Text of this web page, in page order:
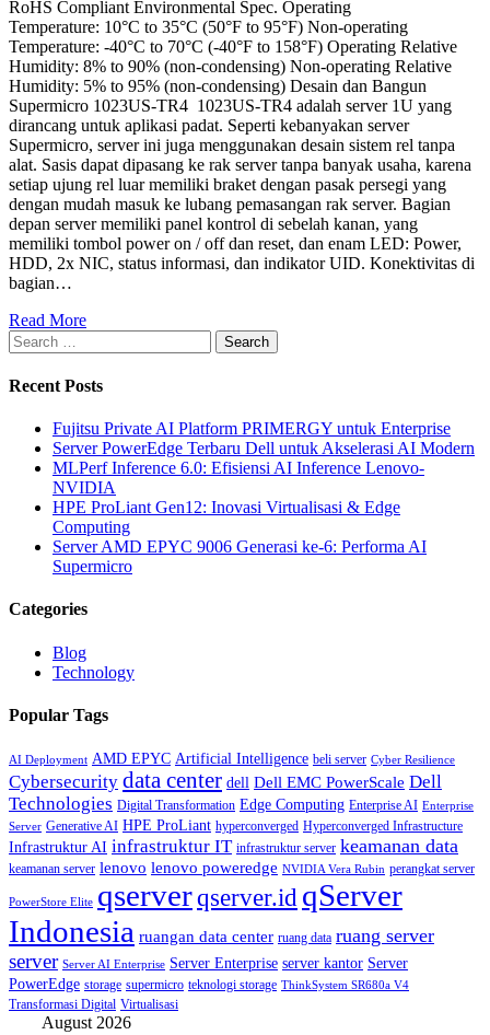
RoHS Compliant Environmental Spec. Operating
Temperature: 10°C to 35°C (50°F to 95°F) Non-operating
Temperature: -40°C to 70°C (-40°F to 158°F) Operating Relative
Humidity: 8% to 90% (non-condensing) Non-operating Relative
Humidity: 5% to 95% (non-condensing) Desain dan Bangun
Supermicro 1023US-TR4 1023US-TR4 adalah server 1U yang
dirancang untuk aplikasi padat. Seperti kebanyakan server
Supermicro, server ini juga menggunakan desain sistem rel tanpa
alat. Sasis dapat dipasang ke rak server tanpa banyak usaha, karena
setiap ujung rel luar memiliki braket dengan pasak persegi yang
dengan mudah masuk ke lubang pemasangan rak server. Bagian
depan server memiliki panel kontrol di sebelah kanan, yang
memiliki tombol power on / off dan reset, dan enam LED: Power,
HDD, 2x NIC, status informasi, dan indikator UID. Konektivitas di
bagian…
Read More
Recent Posts
Fujitsu Private AI Platform PRIMERGY untuk Enterprise
Server PowerEdge Terbaru Dell untuk Akselerasi AI Modern
MLPerf Inference 6.0: Efisiensi AI Inference Lenovo-
NVIDIA
HPE ProLiant Gen12: Inovasi Virtualisasi & Edge
Computing
Server AMD EPYC 9006 Generasi ke-6: Performa AI
Supermicro
Categories
Blog
Technology
Popular Tags
AI Deployment AMD EPYC Artificial Intelligence beli server Cyber Resilience
Cybersecurity data center dell Dell EMC PowerScale Dell
Technologies Digital Transformation Edge Computing Enterprise AI Enterprise
Server Generative AI HPE ProLiant hyperconverged Hyperconverged Infrastructure
Infrastruktur AI infrastruktur IT infrastruktur server keamanan data
keamanan server lenovo lenovo poweredge NVIDIA Vera Rubin perangkat server
PowerStore Elite qserverqserver.id qServer
Indonesia ruangan data center ruang data ruang server
server Server AI Enterprise Server Enterprise server kantor Server
PowerEdge storage supermicro teknologi storage ThinkSystem SR680a V4
Transformasi Digital Virtualisasi
August 2026